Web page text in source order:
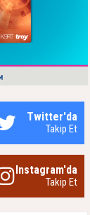
Twitter'da
Takip Et
Instagram'da
Takip Et